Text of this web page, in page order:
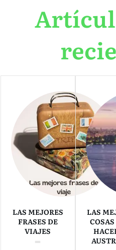
LAS MEJORES
FRASES DE
VIAJES
LAS